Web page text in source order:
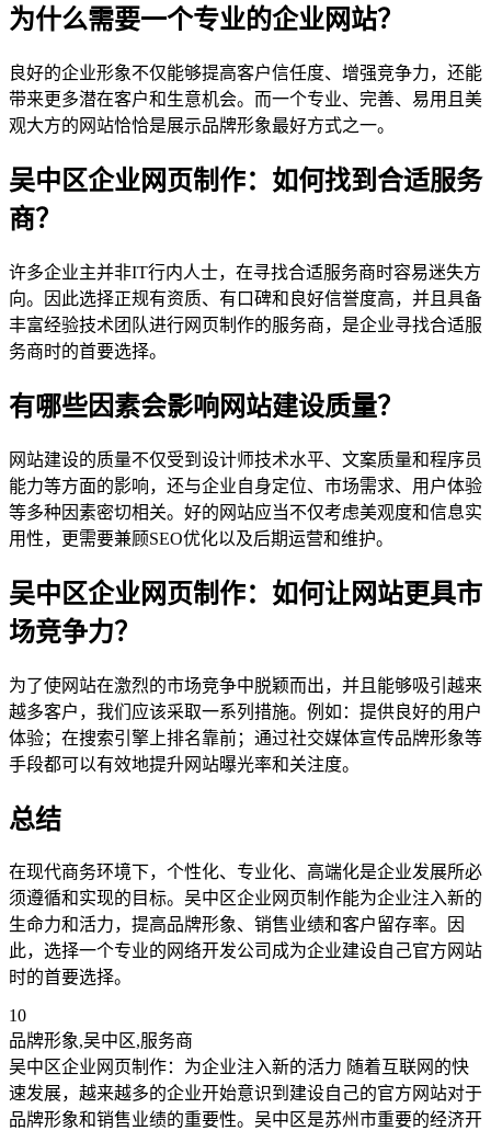
为什么需要一个专业的企业网站？
良好的企业形象不仅能够提高客户信任度、增强竞争力，还能
带来更多潜在客户和生意机会。而一个专业、完善、易用且美
观大方的网站恰恰是展示品牌形象最好方式之一。
吴中区企业网页制作：如何找到合适服务
商？
许多企业主并非IT行内人士，在寻找合适服务商时容易迷失方
向。因此选择正规有资质、有口碑和良好信誉度高，并且具备
丰富经验技术团队进行网页制作的服务商，是企业寻找合适服
务商时的首要选择。
有哪些因素会影响网站建设质量？
网站建设的质量不仅受到设计师技术水平、文案质量和程序员
能力等方面的影响，还与企业自身定位、市场需求、用户体验
等多种因素密切相关。好的网站应当不仅考虑美观度和信息实
用性，更需要兼顾SEO优化以及后期运营和维护。
吴中区企业网页制作：如何让网站更具市
场竞争力？
为了使网站在激烈的市场竞争中脱颖而出，并且能够吸引越来
越多客户，我们应该采取一系列措施。例如：提供良好的用户
体验；在搜索引擎上排名靠前；通过社交媒体宣传品牌形象等
手段都可以有效地提升网站曝光率和关注度。
总结
在现代商务环境下，个性化、专业化、高端化是企业发展所必
须遵循和实现的目标。吴中区企业网页制作能为企业注入新的
生命力和活力，提高品牌形象、销售业绩和客户留存率。因
此，选择一个专业的网络开发公司成为企业建设自己官方网站
时的首要选择。
10
品牌形象,吴中区,服务商
吴中区企业网页制作：为企业注入新的活力 随着互联网的快
速发展，越来越多的企业开始意识到建设自己的官方网站对于
品牌形象和销售业绩的重要性。吴中区是苏州市重要的经济开